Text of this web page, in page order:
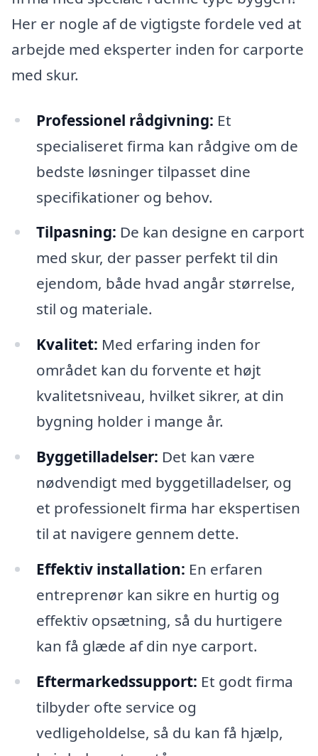
Her er nogle af de vigtigste fordele ved at
arbejde med eksperter inden for carporte
med skur.
Professionel rådgivning: Et
specialiseret firma kan rådgive om de
bedste løsninger tilpasset dine
specifikationer og behov.
Tilpasning: De kan designe en carport
med skur, der passer perfekt til din
ejendom, både hvad angår størrelse,
stil og materiale.
Kvalitet: Med erfaring inden for
området kan du forvente et højt
kvalitetsniveau, hvilket sikrer, at din
bygning holder i mange år.
Byggetilladelser: Det kan være
nødvendigt med byggetilladelser, og
et professionelt firma har ekspertisen
til at navigere gennem dette.
Effektiv installation: En erfaren
entreprenør kan sikre en hurtig og
effektiv opsætning, så du hurtigere
kan få glæde af din nye carport.
Eftermarkedssupport: Et godt firma
tilbyder ofte service og
vedligeholdelse, så du kan få hjælp,